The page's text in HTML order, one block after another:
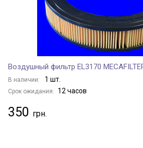
Воздушный фильтр EL3170
В наличии: 1 шт.
Срок ожидания: 12 часов
350